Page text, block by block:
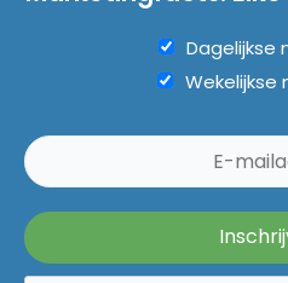
Dagelijkse
Wekelijkse